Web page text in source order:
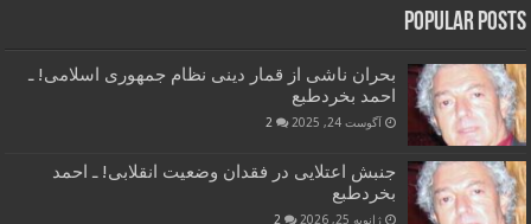
Popular Posts
بحران ناشی از قمار دینی نظام جمهوری اسلامی! ـ
احمد بخردطبع
آگوست 24, 2025 2
جنبش اعتلایی در فقدان وضعیت انقلابی! ـ احمد
بخردطبع
ژانویه 25, 2026 2